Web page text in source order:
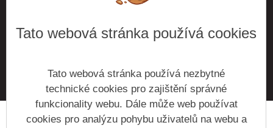
ODESLAT
Prohlášení o přístupnosti Mapa webu Cookies
Tato webová stránka používá cookies
Tato webová stránka používá nezbytné
technické cookies pro zajištění správné
funkcionality webu. Dále může web používat
cookies pro analýzu pohybu uživatelů na webu a